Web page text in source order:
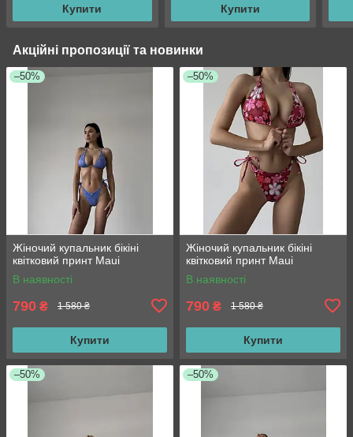
Купити Купити
Акційні пропозиції та новинки
–50%
Жіночий купальник бікіні
квітковий принт Maui
В наявності
790 ₴ 1 580 ₴
Купити
–50%
Жіночий купальник бікіні
квітковий принт Maui
В наявності
790 ₴ 1 580 ₴
Купити
–50% –50%